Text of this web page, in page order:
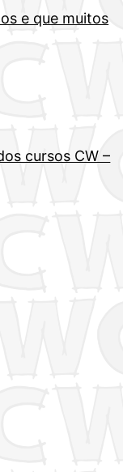
e que muitos
cursos CW –